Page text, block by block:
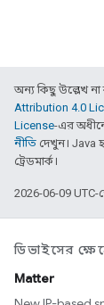
অন্য কিছু উল্লেখ না
Attribution 4.0
License-এর
নীতি দেখুন। Java
ট্রেডমার্ক।
2026-06-09
ডিভাইসের
Matter